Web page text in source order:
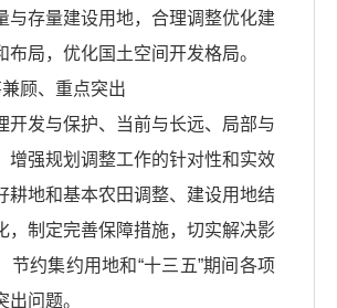
与存量建设用地，合理调整优化建
布局，优化国土空间开发格局。
顾、重点突出
开发与保护、当前与长远、局部与
增强规划调整工作的针对性和实效
耕地和基本农田调整、建设用地结
，制定完善保障措施，切实解决影
节约集约用地和“十三五”期间各项
出问题。